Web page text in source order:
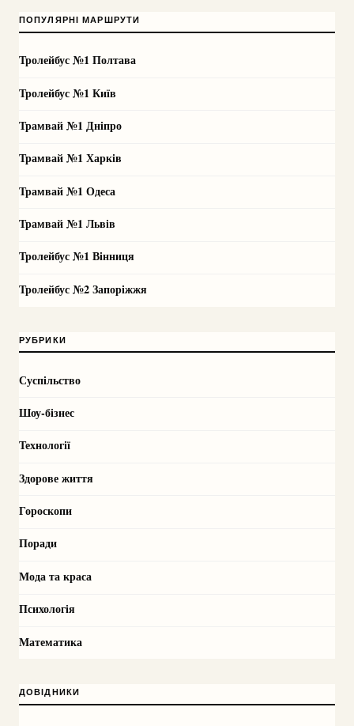
ПОПУЛЯРНІ МАРШРУТИ
Тролейбус №1 Полтава
Тролейбус №1 Київ
Трамвай №1 Дніпро
Трамвай №1 Харків
Трамвай №1 Одеса
Трамвай №1 Львів
Тролейбус №1 Вінниця
Тролейбус №2 Запоріжжя
РУБРИКИ
Суспільство
Шоу-бізнес
Технології
Здорове життя
Гороскопи
Поради
Мода та краса
Психологія
Математика
ДОВІДНИКИ